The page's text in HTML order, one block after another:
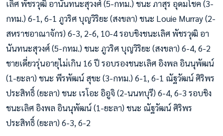
เลิศ พัชรวุฒิ อานันทนะสุวงศ์ (5-กทม.) ชนะ ภาสุร อุดมโชค (3-
กทม.) 6-1, 6-1 ภูวริศ บุญวิริยะ (สงขลา) ชนะ Louie Murray (2-
สหราชอาณาจักร) 6-3, 2-6, 10-4 รอบชิงชนะเลิศ พัชรวุฒิ อา
นันทนะสุวงศ์ (5-กทม.) ชนะ ภูวริศ บุญวิริยะ (สงขลา) 6-4, 6-2
ชายเดี่ยวรุ่นอายุไม่เกิน 16 ปี รอบรองชนะเลิศ อิงพล อินนุพัฒน์
(1-ยะลา) ชนะ พีรพัฒน์ สุขะ (3-กทม.) 6-1, 6-1 ณัฐวัฒน์ ศิริพร
ประสิทธิ์ (ยะลา) ชนะ เรโอะ อิอูจิ (2-นนทบุรี) 6-4, 6-3 รอบชิง
ชนะเลิศ อิงพล อินนุพัฒน์ (1-ยะลา) ชนะ ณัฐวัฒน์ ศิริพร
ประสิทธิ์ (ยะลา) 6-3, 6-2